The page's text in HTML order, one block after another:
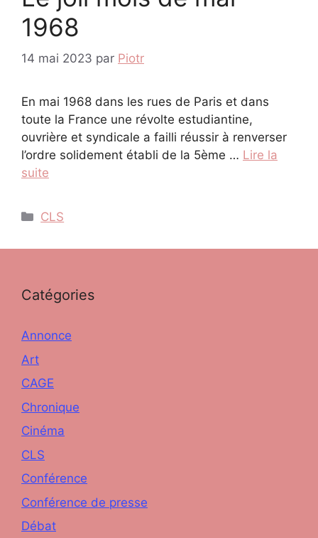
1968
14 mai 2023 par Piotr
En mai 1968 dans les rues de Paris et dans
toute la France une révolte estudiantine,
ouvrière et syndicale a failli réussir à renverser
l’ordre solidement établi de la 5ème … Lire la
suite
Catégories
CLS
Catégories
Annonce
Art
CAGE
Chronique
Cinéma
CLS
Conférence
Conférence de presse
Débat